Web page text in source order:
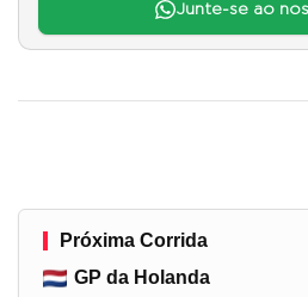
Junte-se ao
Próxima Corrida
GP da Holanda